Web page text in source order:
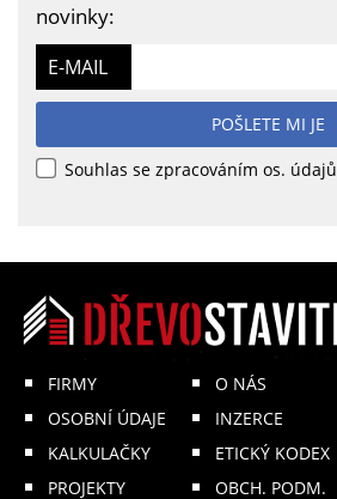
novinky:
E-MAIL
POŠLETE MI JE
Souhlas se zpracováním os. údajů
FIRMY
OSOBNÍ ÚDAJE
KALKULAČKY
PROJEKTY
O NÁS
INZERCE
ETICKÝ KODEX
OBCH. PODM.